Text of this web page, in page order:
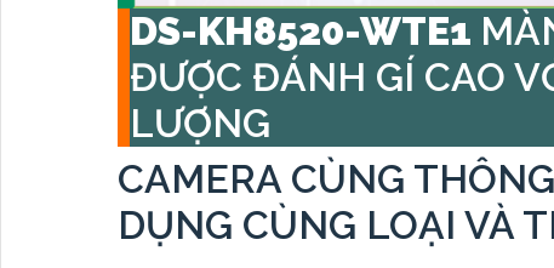
DS-KH8520-WTE1
ĐƯỢC ĐÁNH GÍ CAO
LƯỢNG
CAMERA CÙNG
DỤNG CÙNG LOẠI VÀ